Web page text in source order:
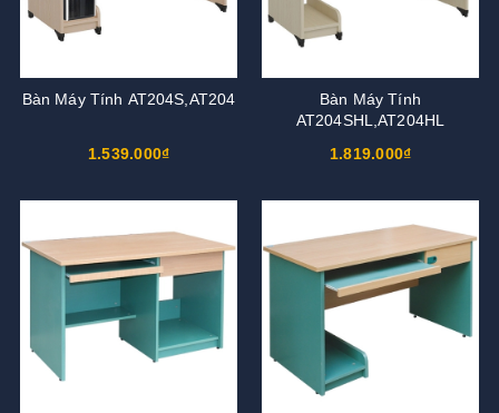
Bàn Máy Tính AT204S,AT204
1.539.000₫
Bàn Máy Tính
AT204SHL,AT204HL
1.819.000₫